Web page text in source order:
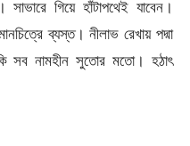
গিয়ে হাঁটাপথেই যাবেন।
ব্যস্ত। নীলাভ রেখায় পদ্মা
সব নামহীন সুতোর মতো। হঠাৎ